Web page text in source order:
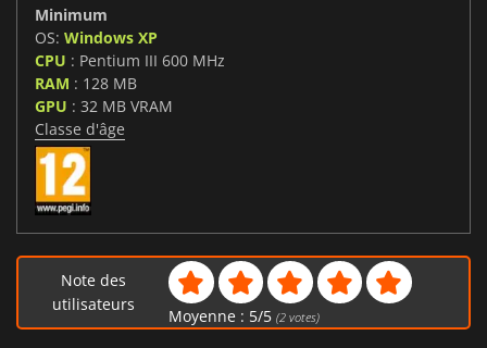
Minimum
OS: Windows XP
CPU : Pentium III 600 MHz
RAM : 128 MB
GPU : 32 MB VRAM
Classe d'âge
Note des
utilisateurs
Moyenne : 5/5 (2votes)